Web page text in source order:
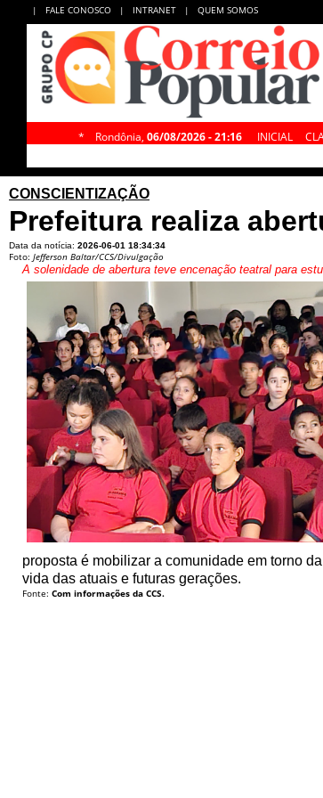
| FALE CONOSCO | INTRANET | QUEM SOMOS
* Rondônia, 06/08/2026 - 21:16 INICIAL
CONSCIENTIZAÇÃO
Prefeitura realiza
Data da notícia: 2026-06-01 18:34:34
Foto: Jefferson Baltar/CCS/Divulgação
A solenidade de abertura teve encenação teatral para
proposta é mobilizar a comunidade em torno
vida das atuais e futuras gerações.
Fonte: Com informações da CCS.